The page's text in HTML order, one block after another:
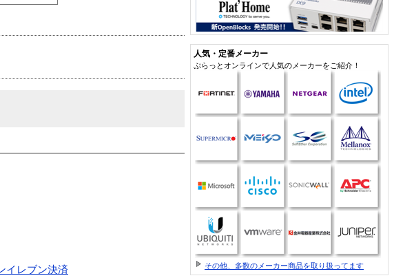
イレブン決済
人気・定番メーカー
ぷらっとオンラインで人気のメーカーをご紹介！
その他、多数のメーカー商品を取り扱ってます